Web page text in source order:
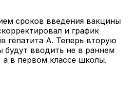
сроков введения вакцины
и график
гепатита А. Теперь вторую
будут вводить не в раннем
а в первом классе школы.